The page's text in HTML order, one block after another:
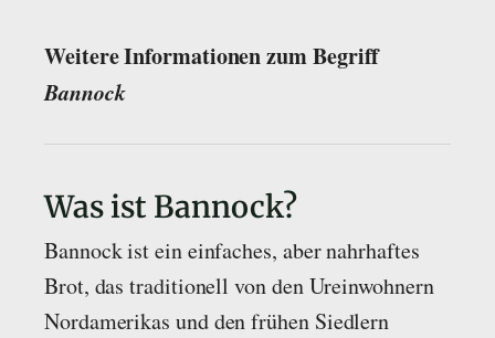
Weitere Informationen zum Begriff
Bannock
Was ist Bannock?
Bannock ist ein einfaches, aber nahrhaftes
Brot, das traditionell von den Ureinwohnern
Nordamerikas und den frühen Siedlern